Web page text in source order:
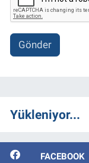
Gönder
Yükleniyor...
FACEBOOK